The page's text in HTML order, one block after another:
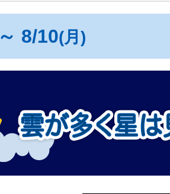
～ 8/10(月)